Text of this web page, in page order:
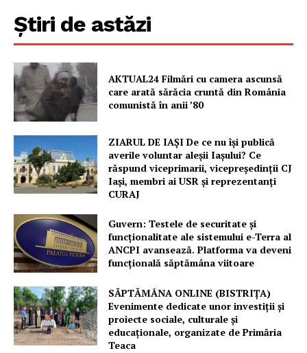
Un proiect
FREEDOM HOUSE ROMÂNIA
PRESShub
Despre noi / Echipa
Proiecte editoriale
Rețea
Știri de astăzi
AKTUAL24 Filmări cu camera ascunsă
care arată sărăcia cruntă din România
comunistă în anii ’80
ZIARUL DE IAȘI De ce nu își publică
averile voluntar aleșii Iașului? Ce
răspund viceprimarii, vicepreședinții CJ
Iași, membri ai USR și reprezentanți
CURAJ
Guvern: Testele de securitate și
funcționalitate ale sistemului e-Terra al
ANCPI avansează. Platforma va deveni
funcțională săptămâna viitoare
SĂPTĂMÂNA ONLINE (BISTRIȚA)
Evenimente dedicate unor investiții și
proiecte sociale, culturale și
educaționale, organizate de Primăria
Teaca